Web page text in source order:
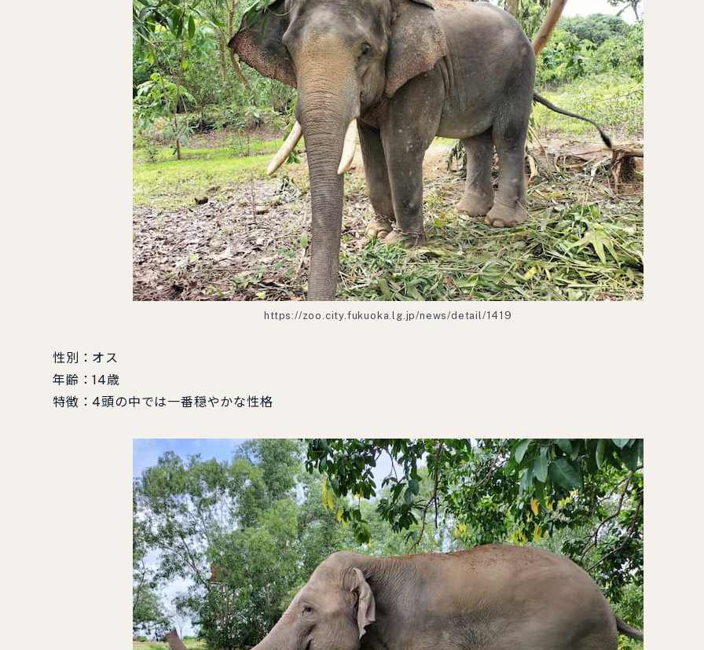
https://zoo.city.fukuoka.lg.jp/news/detail/1419
性別：オス
年齢：14歳
特徴：4頭の中では一番穏やかな性格